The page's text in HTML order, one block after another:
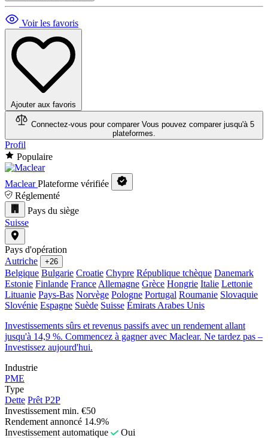
Voir les favoris
Ajouter aux favoris
Connectez-vous pour comparer Vous pouvez comparer jusqu'à 5
plateformes.
Profil
Populaire
Maclear Plateforme vérifiée
Réglementé
Pays du siège
Suisse
Pays d'opération
Autriche
+26
Belgique Bulgarie Croatie Chypre République tchèque Danemark
Estonie Finlande France Allemagne Grèce Hongrie Italie Lettonie
Lituanie Pays-Bas Norvège Pologne Portugal Roumanie Slovaquie
Slovénie Espagne Suède Suisse Émirats Arabes Unis
Investissements sûrs et revenus passifs avec un rendement allant
jusqu'à 14,9 %. Commencez à gagner avec Maclear. Ne tardez pas –
Investissez aujourd'hui.
Industrie
PME
Type
Dette Prêt P2P
Investissement min. €50
Rendement annoncé 14.9%
Investissement automatique
Oui